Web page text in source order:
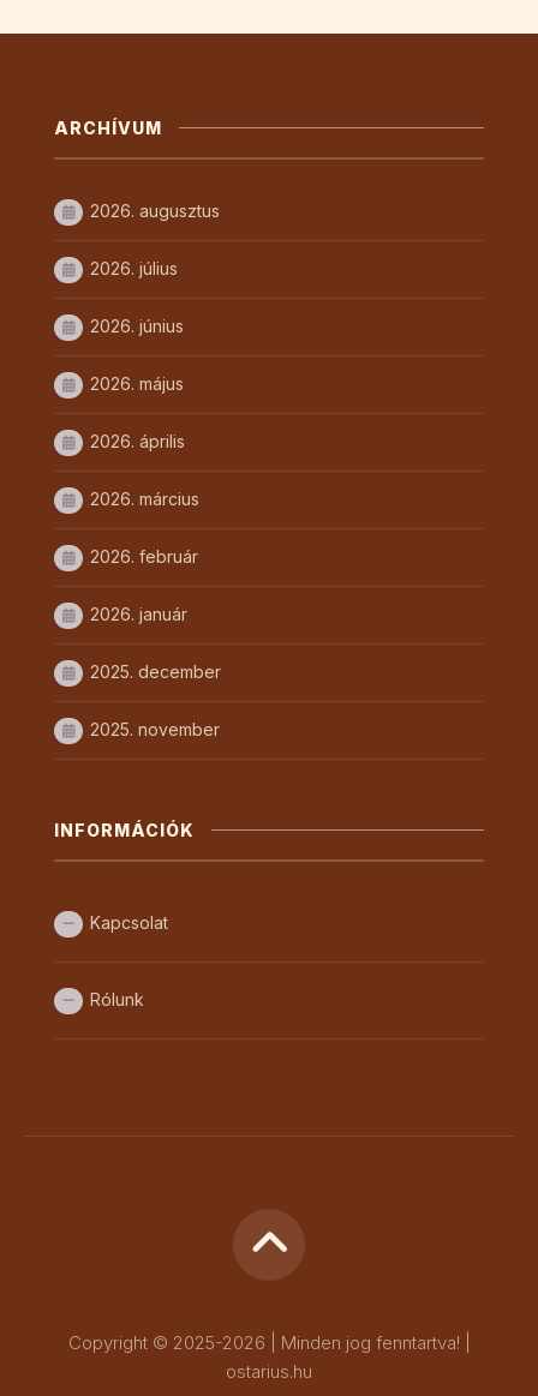
ARCHÍVUM
2026. augusztus
2026. július
2026. június
2026. május
2026. április
2026. március
2026. február
2026. január
2025. december
2025. november
INFORMÁCIÓK
Kapcsolat
Rólunk
Copyright © 2025-2026 | Minden jog fenntartva! |
ostarius.hu